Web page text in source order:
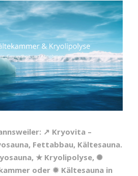
↗️ Kryovita –
Fettabbau, Kältesauna.
★ Kryolipolyse, ✺
oder ✹ Kältesauna in